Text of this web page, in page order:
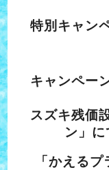
特別キャン
キャンペー
スズキ残価
ン」に
「かえる